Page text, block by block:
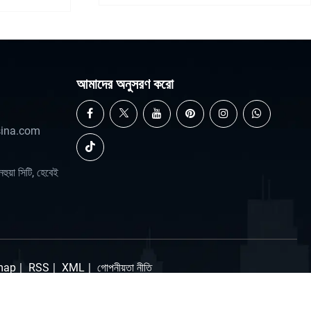
সিটি, হেবেই
আমাদের অনুসরণ করো
RSS XML গোপনীয়তা নীতি